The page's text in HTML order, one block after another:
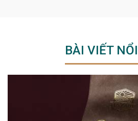
BÀI VIẾT